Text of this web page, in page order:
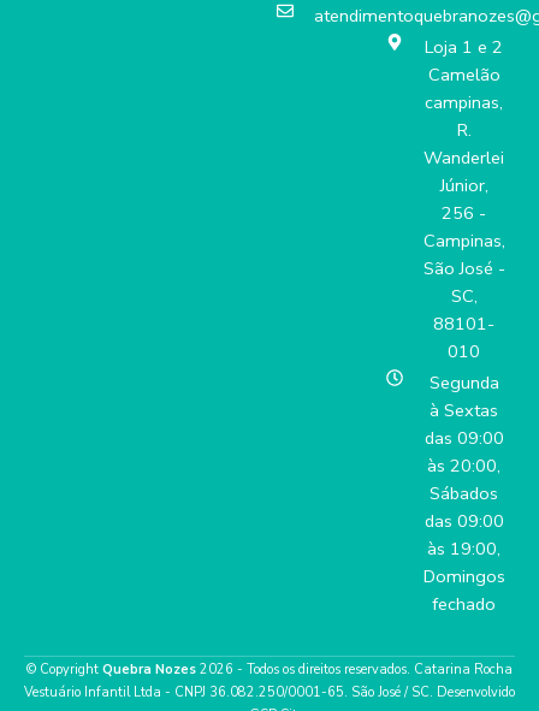
Loja 1 e 2
Camelão
campinas,
R.
Wanderlei
Júnior,
256 -
Campinas,
São José -
SC,
88101-
010
Segunda
à Sextas
das 09:00
às 20:00,
Sábados
das 09:00
às 19:00,
Domingos
fechado
© Copyright Quebra Nozes 2026 - Todos os direitos reservados. Catarina Rocha
Vestuário Infantil Ltda - CNPJ 36.082.250/0001-65. São José / SC. Desenvolvido